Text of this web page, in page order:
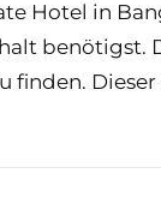
Hotel in
benötigst.
finden.